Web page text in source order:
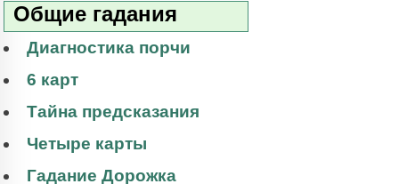
Общие гадания
Диагностика порчи
6 карт
Тайна предсказания
Четыре карты
Гадание Дорожка